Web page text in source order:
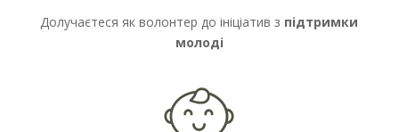
Долучаєтеся як волонтер до ініціатив з підтримки
молоді